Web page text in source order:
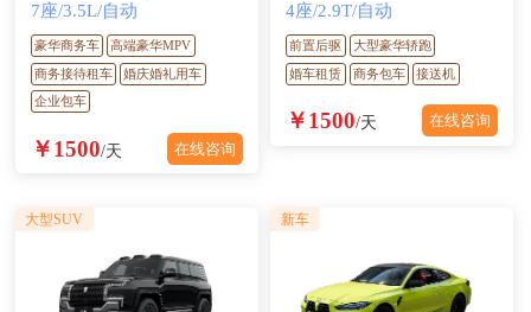
7座/3.5L/自动
豪华商务车
高端豪华MPV
商务接待租车
婚庆婚礼用车
企业包车
￥1500/天 在线咨询
4座/2.9T/自动
前置后驱
大型豪华轿跑
婚车租赁
商务包车 接送机
￥1500/天 在线咨询
大型SUV 新车